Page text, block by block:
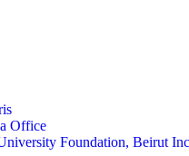
Office
Foundation, Beirut